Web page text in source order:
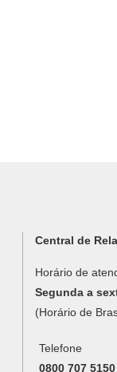
Telefone
0800 707 5150
Central de
Horário de
Segunda a
(Horário de